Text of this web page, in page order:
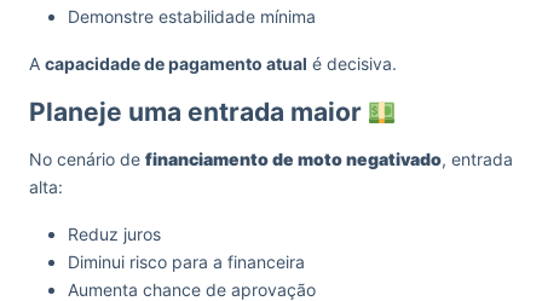
Demonstre estabilidade mínima
A capacidade de pagamento atual é decisiva.
Planeje uma entrada maior
No cenário de financiamento de moto negativado, entrada
alta:
Reduz juros
Diminui risco para a financeira
Aumenta chance de aprovação